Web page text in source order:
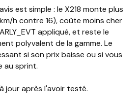
est simple : le X218 monte plus
h contre 16), coûte moins cher
appliqué, et reste le
polyvalent de la gamme. Le
si son prix baisse ou si vous
au sprint.
jour après l'avoir testé.